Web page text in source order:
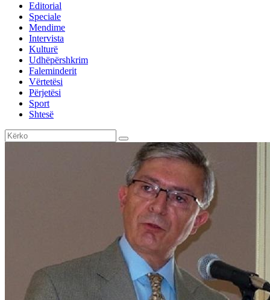
Editorial
Speciale
Mendime
Intervista
Kulturë
Udhëpërshkrim
Faleminderit
Vërtetësi
Përjetësi
Sport
Shtesë